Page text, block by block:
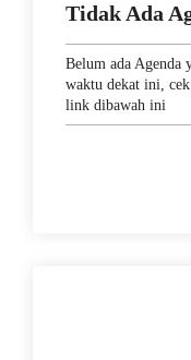
Tidak Ada
Belum ada Agenda
waktu dekat ini,
link dibawah ini